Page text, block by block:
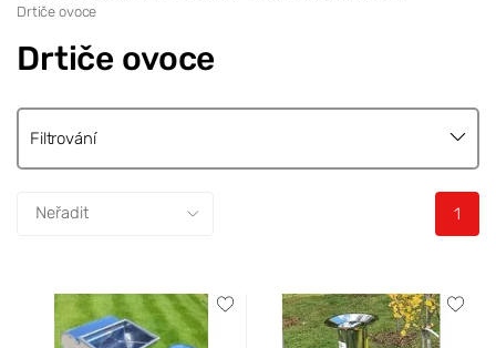
Drtiče ovoce
Drtiče ovoce
Filtrování
1